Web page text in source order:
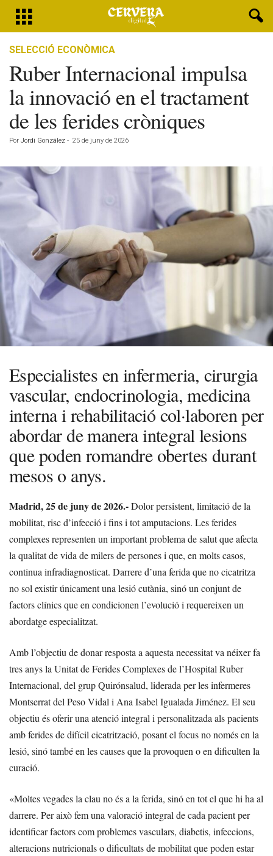
SELECCIÓ ECONÒMICA
Ruber Internacional impulsa
la innovació en el tractament
de les ferides cròniques
Por Jordi González - 25 de juny de 2026
Especialistes en infermeria, cirurgia
vascular, endocrinologia, medicina
interna i rehabilitació col·laboren per
abordar de manera integral lesions
que poden romandre obertes durant
mesos o anys.
Madrid, 25 de juny de 2026.-Dolor persistent, limitació de la
mobilitat, risc d’infecció i fins i tot amputacions. Les ferides
complexes representen un important problema de salut que afecta
la qualitat de vida de milers de persones i que, en molts casos,
continua infradiagnosticat. Darrere d’una ferida que no cicatritza
no sol existir únicament una lesió cutània, sinó un conjunt de
factors clínics que en condicionen l’evolució i requereixen un
abordatge especialitzat.
Amb l’objectiu de donar resposta a aquesta necessitat va néixer fa
tres anys la Unitat de Ferides Complexes de l’Hospital Ruber
Internacional, del grup Quirónsalud, liderada per les infermeres
Montserrat del Peso Vidal i Ana Isabel Igualada Jiménez. El seu
objectiu és oferir una atenció integral i personalitzada als pacients
amb ferides de difícil cicatrització, posant el focus no només en la
lesió, sinó també en les causes que la provoquen o en dificulten la
curació.
«Moltes vegades la clau no és a la ferida, sinó en tot el que hi ha al
darrere. Per això fem una valoració integral de cada pacient per
identificar factors com problemes vasculars, diabetis, infeccions,
alteracions nutricionals o dificultats de mobilitat que poden estar